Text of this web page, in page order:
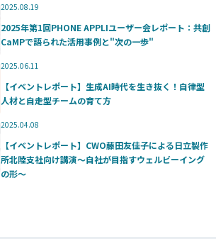
2025.08.19
2025年第1回PHONE APPLIユーザー会レポート：共創
CaMPで語られた活用事例と"次の一歩"
2025.06.11
【イベントレポート】生成AI時代を生き抜く！自律型
人材と自走型チームの育て方
2025.04.08
【イベントレポート】CWO藤田友佳子による日立製作
所北陸支社向け講演～自社が目指すウェルビーイング
の形～